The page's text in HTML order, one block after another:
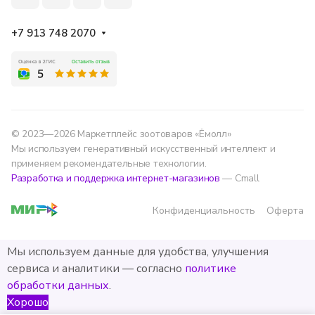
+7 913 748 2070
© 2023—2026 Маркетплейс зоотоваров «Ёмолл»
Мы используем генеративный искусственный интеллект и
применяем рекомендательные технологии.
Разработка и поддержка интернет-магазинов — Cmall
Конфиденциальность Оферта
Мы используем данные для удобства, улучшения
сервиса и аналитики — согласно политике
обработки данных.
Хорошо